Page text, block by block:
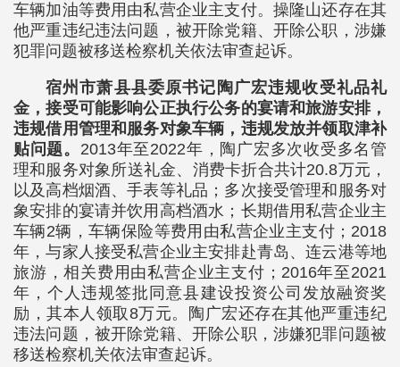
车辆加油等费用由私营企业主支付。操隆山还存在其
他严重违纪违法问题，被开除党籍、开除公职，涉嫌
犯罪问题被移送检察机关依法审查起诉。
宿州市萧县县委原书记陶广宏违规收受礼品礼
金，接受可能影响公正执行公务的宴请和旅游安排，
违规借用管理和服务对象车辆，违规发放并领取津补
贴问题。 2013年至2022年，陶广宏多次收受多名管
理和服务对象所送礼金、消费卡折合共计20.8万元，
以及高档烟酒、手表等礼品；多次接受管理和服务对
象安排的宴请并饮用高档酒水；长期借用私营企业主
车辆2辆，车辆保险等费用由私营企业主支付；2018
年，与家人接受私营企业主安排赴青岛、连云港等地
旅游，相关费用由私营企业主支付；2016年至2021
年，个人违规签批同意县建设投资公司发放融资奖
励，其本人领取8万元。陶广宏还存在其他严重违纪
违法问题，被开除党籍、开除公职，涉嫌犯罪问题被
移送检察机关依法审查起诉。